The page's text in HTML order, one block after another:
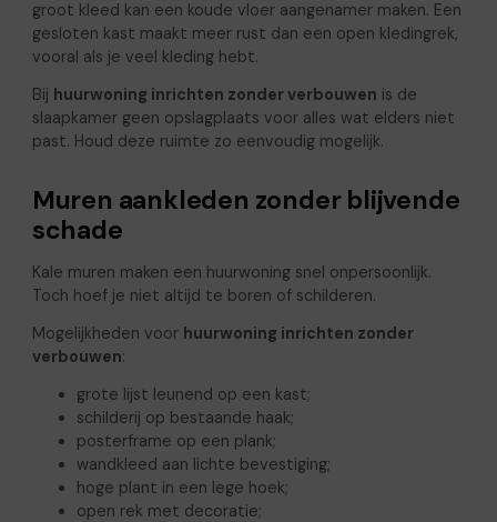
groot kleed kan een koude vloer aangenamer maken. Een
gesloten kast maakt meer rust dan een open kledingrek,
vooral als je veel kleding hebt.
Bij huurwoning inrichten zonder verbouwen is de
slaapkamer geen opslagplaats voor alles wat elders niet
past. Houd deze ruimte zo eenvoudig mogelijk.
Muren aankleden zonder blijvende
schade
Kale muren maken een huurwoning snel onpersoonlijk.
Toch hoef je niet altijd te boren of schilderen.
Mogelijkheden voor huurwoning inrichten zonder
verbouwen:
grote lijst leunend op een kast;
schilderij op bestaande haak;
posterframe op een plank;
wandkleed aan lichte bevestiging;
hoge plant in een lege hoek;
open rek met decoratie;